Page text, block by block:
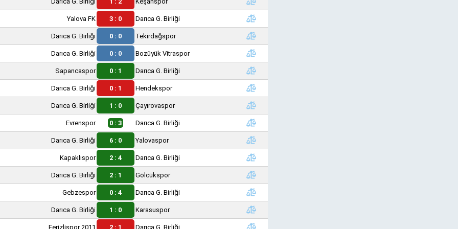
Yalova FK 3 : 0 Darıca G. Birliği
Darıca G. Birliği 0 : 0 Tekirdağspor
Darıca G. Birliği 0 : 0 Bozüyük Vitraspor
Sapancaspor 0 : 1 Darıca G. Birliği
Darıca G. Birliği 0 : 1 Hendekspor
Darıca G. Birliği 1 : 0 Çayırovaspor
Evrenspor 0 : 3 Darıca G. Birliği
Darıca G. Birliği 6 : 0 Yalovaspor
Kapaklıspor 2 : 4 Darıca G. Birliği
Darıca G. Birliği 2 : 1 Gölcükspor
Gebzespor 0 : 4 Darıca G. Birliği
Darıca G. Birliği 1 : 0 Karasuspor
Ferizlispor 2011 2 : 1 Darıca G. Birliği